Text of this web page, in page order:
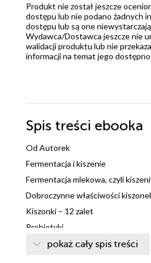
Produkt nie został jeszcze
dostępu lub nie podano żadnych
dostępu lub są one
Wydawca/Dostawca jeszcze nie
walidacji produktu lub nie
informacji na temat jego
Spis treści ebooka
Od Autorek
Fermentacja i kiszenie
Fermentacja mlekowa, czyli
Dobroczynne właściwości
Kiszonki – 12 zalet
Probiotyki
Prebiotykipokaż cały spis treści